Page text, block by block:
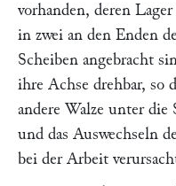
vorhanden, deren
in zwei an den Enden
Scheiben angebracht
ihre Achse drehbar, so
andere Walze unter die
und das Auswechseln
bei der Arbeit